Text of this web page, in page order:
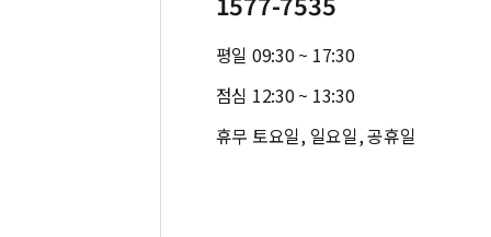
평일 09:30 ~ 17:30
점심 12:30 ~ 13:30
휴무 토요일, 일요일, 공휴일